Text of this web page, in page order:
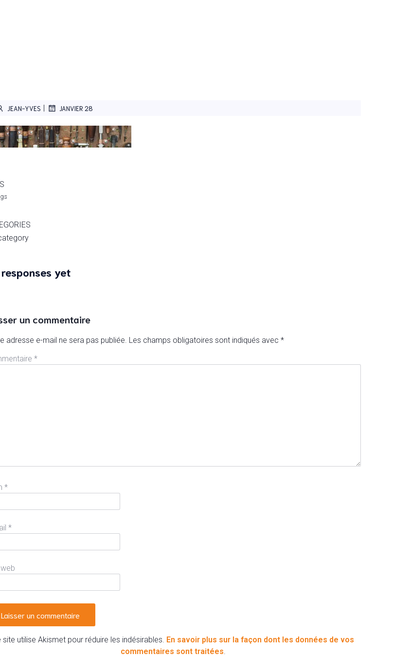
JEAN-YVES JANVIER 28
yet
un commentaire
adresse e-mail ne sera pas publiée. Les champs obligatoires sont indiqués avec *
*
*
*
site utilise Akismet pour réduire les indésirables. En savoir plus sur la façon dont les données de vos
commentaires sont traitées.